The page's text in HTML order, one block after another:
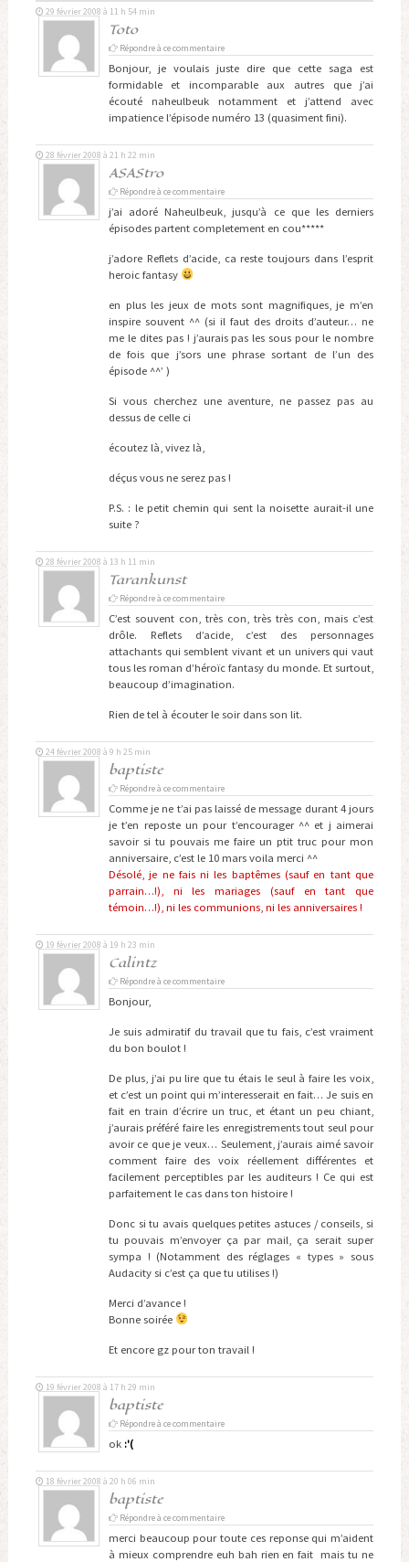
Toto
29 février 2008 à 11 h 54 min
Répondre à ce commentaire
Bonjour, je voulais juste dire que cette saga est
formidable et incomparable aux autres que j’ai
écouté naheulbeuk notamment et j’attend avec
impatience l’épisode numéro 13 (quasiment fini).
ASAStro
28 février 2008 à 21 h 22 min
Répondre à ce commentaire
j’ai adoré Naheulbeuk, jusqu’à ce que les derniers
épisodes partent completement en cou*****
j’adore Reflets d’acide, ca reste toujours dans l’esprit
heroic fantasy
en plus les jeux de mots sont magnifiques, je m’en
inspire souvent ^^ (si il faut des droits d’auteur… ne
me le dites pas ! j’aurais pas les sous pour le nombre
de fois que j’sors une phrase sortant de l’un des
épisode ^^’ )
Si vous cherchez une aventure, ne passez pas au
dessus de celle ci
écoutez là, vivez là,
déçus vous ne serez pas !
P.S. : le petit chemin qui sent la noisette aurait-il une
suite ?
Tarankunst
28 février 2008 à 13 h 11 min
Répondre à ce commentaire
C’est souvent con, très con, très très con, mais c’est
drôle. Reflets d’acide, c’est des personnages
attachants qui semblent vivant et un univers qui vaut
tous les roman d’héroïc fantasy du monde. Et surtout,
beaucoup d’imagination.
Rien de tel à écouter le soir dans son lit.
baptiste
24 février 2008 à 9 h 25 min
Répondre à ce commentaire
Comme je ne t’ai pas laissé de message durant 4 jours
je t’en reposte un pour t’encourager ^^ et j aimerai
savoir si tu pouvais me faire un ptit truc pour mon
anniversaire, c’est le 10 mars voila merci ^^
Désolé, je ne fais ni les baptêmes (sauf en tant que
parrain…!), ni les mariages (sauf en tant que
témoin…!), ni les communions, ni les anniversaires !
Calintz
19 février 2008 à 19 h 23 min
Répondre à ce commentaire
Bonjour,
Je suis admiratif du travail que tu fais, c’est vraiment
du bon boulot !
De plus, j’ai pu lire que tu étais le seul à faire les voix,
et c’est un point qui m’interesserait en fait… Je suis en
fait en train d’écrire un truc, et étant un peu chiant,
j’aurais préféré faire les enregistrements tout seul pour
avoir ce que je veux… Seulement, j’aurais aimé savoir
comment faire des voix réellement différentes et
facilement perceptibles par les auditeurs ! Ce qui est
parfaitement le cas dans ton histoire !
Donc si tu avais quelques petites astuces / conseils, si
tu pouvais m’envoyer ça par mail, ça serait super
sympa ! (Notamment des réglages « types » sous
Audacity si c’est ça que tu utilises !)
Merci d’avance !
Bonne soirée
Et encore gz pour ton travail !
baptiste
19 février 2008 à 17 h 29 min
Répondre à ce commentaire
ok :'(
baptiste
18 février 2008 à 20 h 06 min
Répondre à ce commentaire
merci beaucoup pour toute ces reponse qui m’aident
à mieux comprendre euh bah rien en fait mais tu ne